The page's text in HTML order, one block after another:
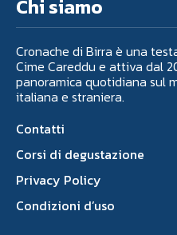
Chi siamo
Cronache di Birra è una
Cime Careddu e attiva dal
panoramica quotidiana sul
italiana e straniera.
Contatti
Corsi di degustazione
Privacy Policy
Condizioni d’uso